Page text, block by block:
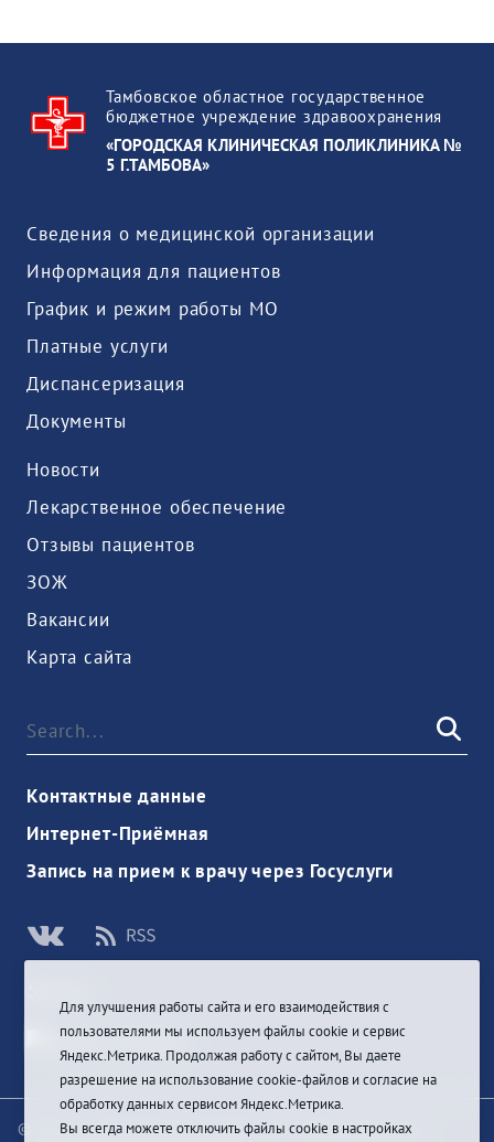
Тамбовское областное государственное
бюджетное учреждение здравоохранения
«ГОРОДСКАЯ КЛИНИЧЕСКАЯ ПОЛИКЛИНИКА №
5 Г.ТАМБОВА»
Сведения о медицинской организации
Информация для пациентов
График и режим работы МО
Платные услуги
Диспансеризация
Документы
Новости
Лекарственное обеспечение
Отзывы пациентов
ЗОЖ
Вакансии
Карта сайта
Контактные данные
Интернет-Приёмная
Запись на прием к врачу через Госуслуги
© При цитировании информации с сайта ссылка на
Для улучшения работы сайта и его взаимодействия с
пользователями мы используем файлы cookie и сервис
Яндекс.Метрика. Продолжая работу с сайтом, Вы даете
разрешение на использование cookie-файлов и согласие на
обработку данных сервисом Яндекс.Метрика.
Вы всегда можете отключить файлы cookie в настройках